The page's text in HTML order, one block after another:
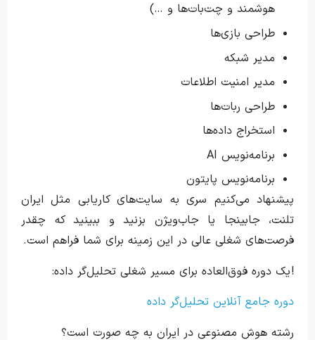
هوشمند و چت‌بات‌ها و …)
طراحی بازی‌ها
مدیر شبکه
مدیر امنیت اطلاعات
طراحی ربات‌ها
استخراج داده‌ها
برنامه‌نویس AI
برنامه‌نویس پایتون
پیشنهاد می‌کنیم سری به سایت‌های کاریابی مثل ایران
تلنت، جابینجا یا جاب‌ویژن بزنید و ببینید که چقدر
فرصت‌های شغلی عالی در این زمینه برای شما فراهم است.
! یک دوره فوق‌العاده برای مسیر شغلی تحلیل‌گر داده:
دوره جامع آنلاین تحلیل‌گر داده
رشته هوش مصنوعی در ایران به چه صورت است؟